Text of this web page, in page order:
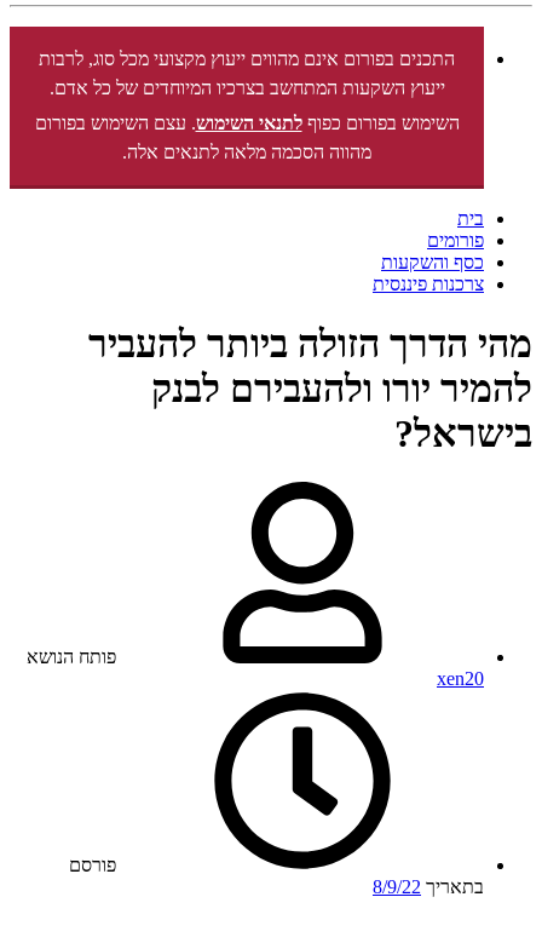
התכנים בפורום אינם מהווים ייעוץ מקצועי מכל סוג, לרבות
ייעוץ השקעות המתחשב בצרכיו המיוחדים של כל אדם.
השימוש בפורום כפוףלתנאי השימוש. עצם השימוש בפורום
מהווה הסכמה מלאה לתנאים אלה.
בית
פורומים
כסף והשקעות
צרכנות פיננסית
מהי הדרך הזולה ביותר להעביר
להמיר יורו ולהעבירם לבנק
בישראל?
פותח הנושא
xen20
פורסם
בתאריך 8/9/22